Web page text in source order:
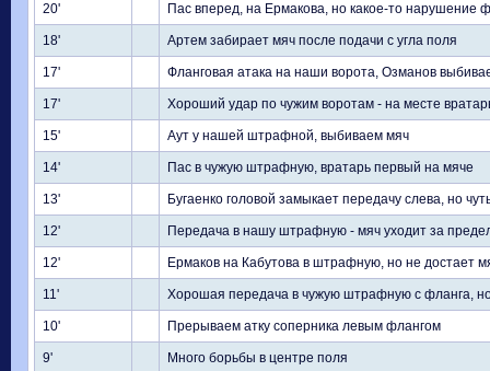
20' Пас вперед, на Ермакова, но какое-то нарушение
18' Артем забирает мяч после подачи с угла поля
17' Фланговая атака на наши ворота, Озманов
17' Хороший удар по чужим воротам - на месте
15' Аут у нашей штрафной, выбиваем мяч
14' Пас в чужую штрафную, вратарь первый на мяче
13' Бугаенко головой замыкает передачу слева, но
12' Передача в нашу штрафную - мяч уходит за
12' Ермаков на Кабутова в штрафную, но не достает
11' Хорошая передача в чужую штрафную с фланга, но
10' Прерываем атку соперника левым флангом
9' Много борьбы в центре поля